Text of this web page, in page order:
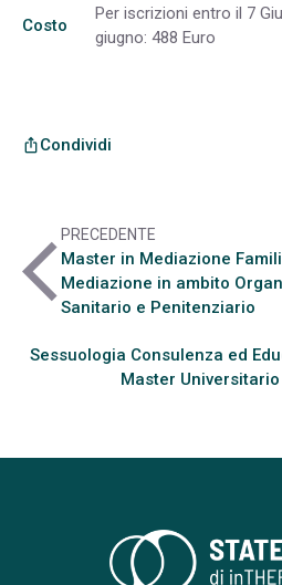
Costo
Per iscrizioni entro il 7
giugno: 488 Euro
ios_shareCondividi
arrow_back_ios
PRECEDENTE
Master in Mediazione
Mediazione in ambito
Sanitario e Penitenziario
Sessuologia Consulenza ed
Master